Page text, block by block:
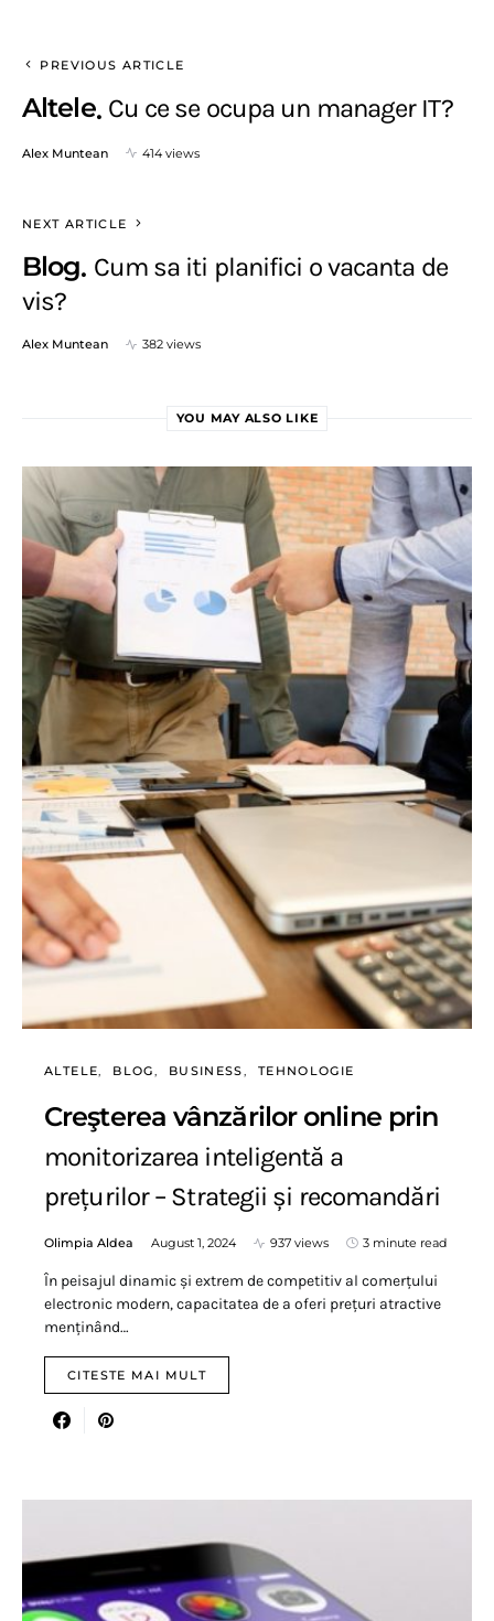
PREVIOUS ARTICLE
Altele Cu ce se ocupa un manager IT?
Alex Muntean 414 views
NEXT ARTICLE
Blog Cum sa iti planifici o vacanta de
vis?
Alex Muntean 382 views
YOU MAY ALSO LIKE
ALTELE BLOG BUSINESS TEHNOLOGIE
Creşterea vânzărilor online prin
monitorizarea inteligentă a
prețurilor – Strategii și recomandări
Olimpia Aldea August 1, 2024 937 views 3 minute read
În peisajul dinamic și extrem de competitiv al comerțului
electronic modern, capacitatea de a oferi prețuri atractive
menținând…
CITESTE MAI MULT